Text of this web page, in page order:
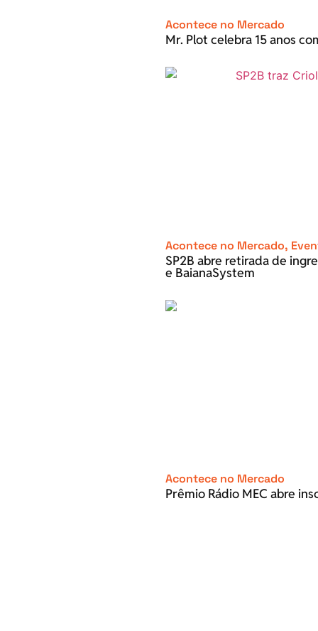
Acontece no Mercado
Mr. Plot celebra 15 anos
Acontece no Mercado,
SP2B abre retirada de
e BaianaSystem
Acontece no Mercado
Prêmio Rádio MEC abre